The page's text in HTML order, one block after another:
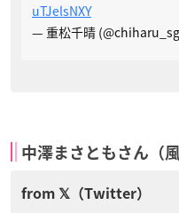
uTJelsNXY
— 重松千晴
中澤まさともさん（